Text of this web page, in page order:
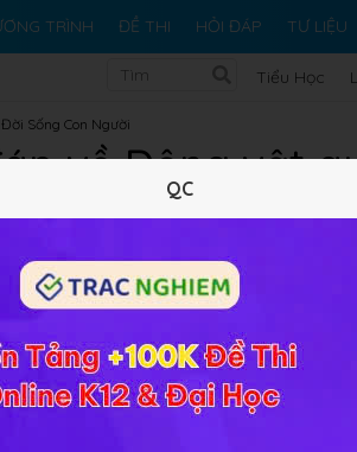
TRÌNH ĐỀ THI HỎI ĐÁP TƯ LIỆU
Tiểu Học
Sống Con Người
về Động vật
liên quan đến đa dạng sinh học 7
nằm trong phần bài tập SGK, bài
giải đáp cho các em
QC